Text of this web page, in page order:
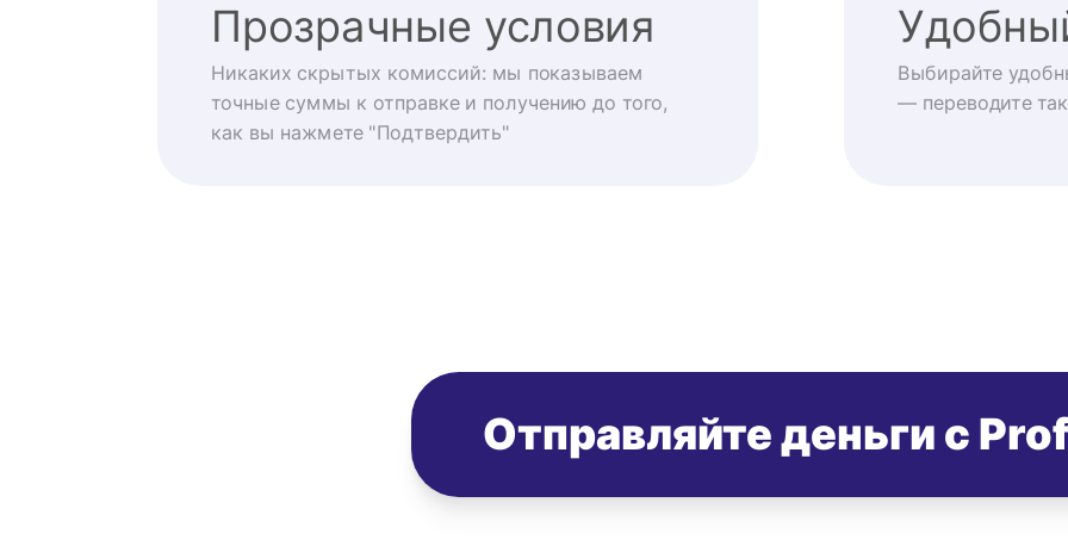
Прозрачные условия
Никаких скрытых комиссий: мы показываем
точные суммы к отправке и получению до того,
как вы нажмете "Подтвердить"
Выбирайте
— переводите
Отправляйте деньги с